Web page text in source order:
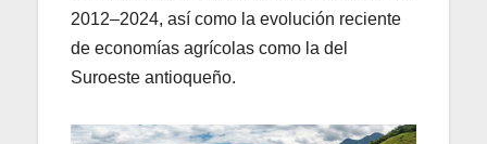
2012–2024, así como la evolución reciente
de economías agrícolas como la del
Suroeste antioqueño.